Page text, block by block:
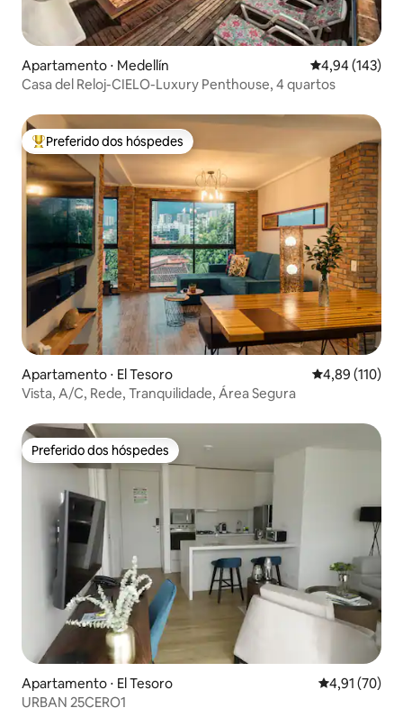
Apartamento ⋅ Medellín 4,94 de uma
4,94 (143)
Casa del Reloj-CIELO-Luxury Penthouse, 4 quartos
Entre os melhores preferidos dos hóspedes
Preferido dos hóspedes
Apartamento ⋅ El Tesoro 4,89 de uma
4,89 (110)
Vista, A/C, Rede, Tranquilidade, Área Segura
Preferido dos hóspedes
Preferido dos hóspedes
Apartamento ⋅ El Tesoro 4,91 de uma
4,91 (70)
URBAN 25CERO1